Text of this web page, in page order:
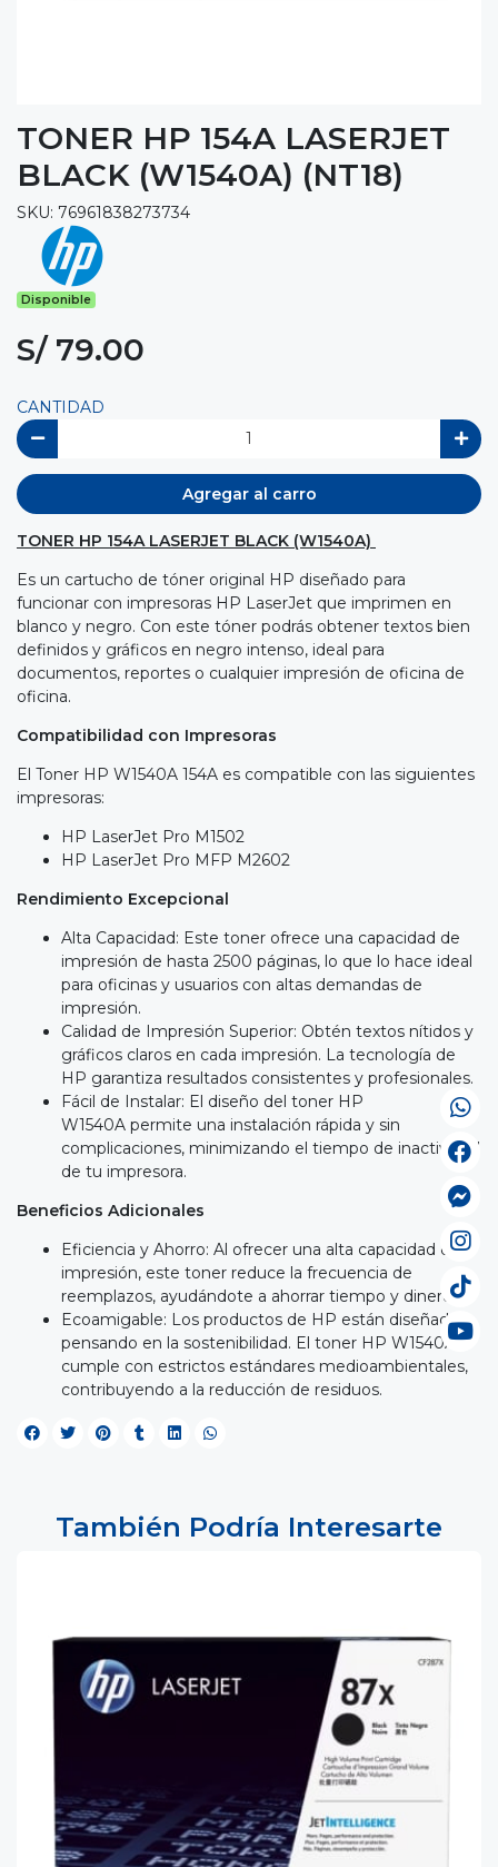
TONER HP 154A LASERJET
BLACK (W1540A) (NT18)
SKU: 76961838273734
Disponible
S/ 79.00
CANTIDAD
Agregar al carro
TONER HP 154A LASERJET BLACK (W1540A)
Es un cartucho de tóner original HP diseñado para
funcionar con impresoras HP LaserJet que imprimen en
blanco y negro. Con este tóner podrás obtener textos bien
definidos y gráficos en negro intenso, ideal para
documentos, reportes o cualquier impresión de oficina de
oficina.
Compatibilidad con Impresoras
El Toner HP W1540A 154A es compatible con las siguientes
impresoras:
HP LaserJet Pro M1502
HP LaserJet Pro MFP M2602
Rendimiento Excepcional
Alta Capacidad: Este toner ofrece una capacidad de
impresión de hasta 2500 páginas, lo que lo hace ideal
para oficinas y usuarios con altas demandas de
impresión.
Calidad de Impresión Superior: Obtén textos nítidos y
gráficos claros en cada impresión. La tecnología de
HP garantiza resultados consistentes y profesionales.
Fácil de Instalar: El diseño del toner HP
W1540A permite una instalación rápida y sin
complicaciones, minimizando el tiempo de inactividad
de tu impresora.
Beneficios Adicionales
Eficiencia y Ahorro: Al ofrecer una alta capacidad de
impresión, este toner reduce la frecuencia de
reemplazos, ayudándote a ahorrar tiempo y dinero.
Ecoamigable: Los productos de HP están diseñados
pensando en la sostenibilidad. El toner HP W1540A
cumple con estrictos estándares medioambientales,
contribuyendo a la reducción de residuos.
También Podría Interesarte